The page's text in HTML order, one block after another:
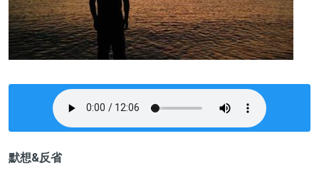
默想&反省